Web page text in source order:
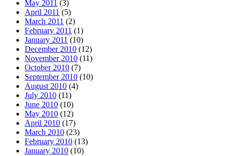
May 2011 (3)
April 2011 (5)
March 2011 (2)
February 2011 (1)
January 2011 (10)
December 2010 (12)
November 2010 (11)
October 2010 (7)
September 2010 (10)
August 2010 (4)
July 2010 (11)
June 2010 (10)
May 2010 (12)
April 2010 (17)
March 2010 (23)
February 2010 (13)
January 2010 (10)